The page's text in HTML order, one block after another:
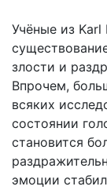
Учёные из
злости и
Впрочем,
всяких
состоянии
становится
эмоции